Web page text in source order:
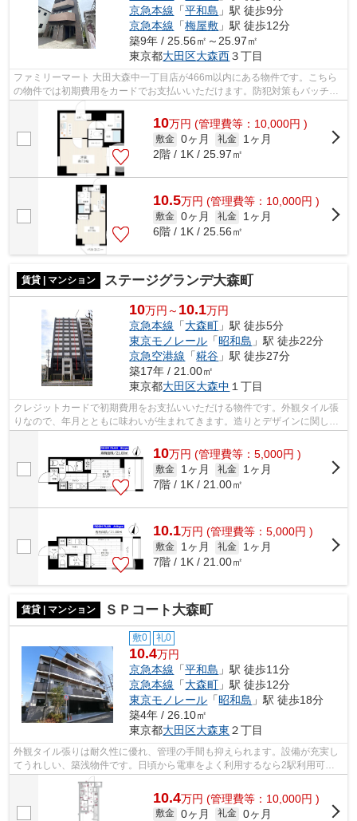
京急本線 「平和島 」駅 徒歩9分
京急本線 「梅屋敷 」駅 徒歩12分
築9年 / 25.56㎡～25.97㎡
東京都大田区大森西３丁目
ファミリーマート 大田大森中一丁目店が466m以内にある物件です。こちら
の物件では初期費用をカードでお支払いいただけます。防犯対策もバッチリ
なマンションタイプの物件です。共用部...
10万円 (管理費等：10,000円 )
敷金 0ヶ月 礼金
1ヶ月
2階 / 1K / 25.97㎡
10.5万円 (管理費等：10,000円 )
敷金 0ヶ月 礼金
1ヶ月
6階 / 1K / 25.56㎡
賃貸 | マンション ステージグランデ大森町
10万円～ 10.1万円
京急本線 「大森町 」駅 徒歩5分
東京モノレール 「昭和島 」駅 徒歩22分
京急空港線 「糀谷 」駅 徒歩27分
築17年 / 21.00㎡
東京都大田区大森中 １丁目
クレジットカードで初期費用をお支払いいただける物件です。外観タイル張
りなので、年月とともに味わいが生まれてきます。造りとデザインに関し
て、自信をもって情報を提供できるマン...
10万円 (管理費等：5,000円 )
敷金 1ヶ月 礼金
1ヶ月
7階 / 1K / 21.00㎡
10.1万円 (管理費等：5,000円 )
敷金 1ヶ月 礼金
1ヶ月
7階 / 1K / 21.00㎡
賃貸 | マンション ＳＰコート大森町
敷0 礼0
10.4万円
京急本線 「平和島 」駅 徒歩11分
京急本線 「大森町 」駅 徒歩12分
東京モノレール 「昭和島 」駅 徒歩18分
築4年 / 26.10㎡
東京都大田区大森東 ２丁目
外観タイル張りは耐久性に優れ、管理の手間も抑えられます。設備が充実し
てうれしい、築浅物件です。日頃から電車をよく利用するなら2駅利用可能
な物件はいかがでしょうか。駅まで徒歩...
10.4万円 (管理費等：10,000円 )
敷金 0ヶ月 礼金 0ヶ月